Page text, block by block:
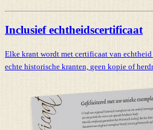
Inclusief echtheidscertificaat
Elke krant wordt met certificaat van
echte historische kranten, geen kopie of